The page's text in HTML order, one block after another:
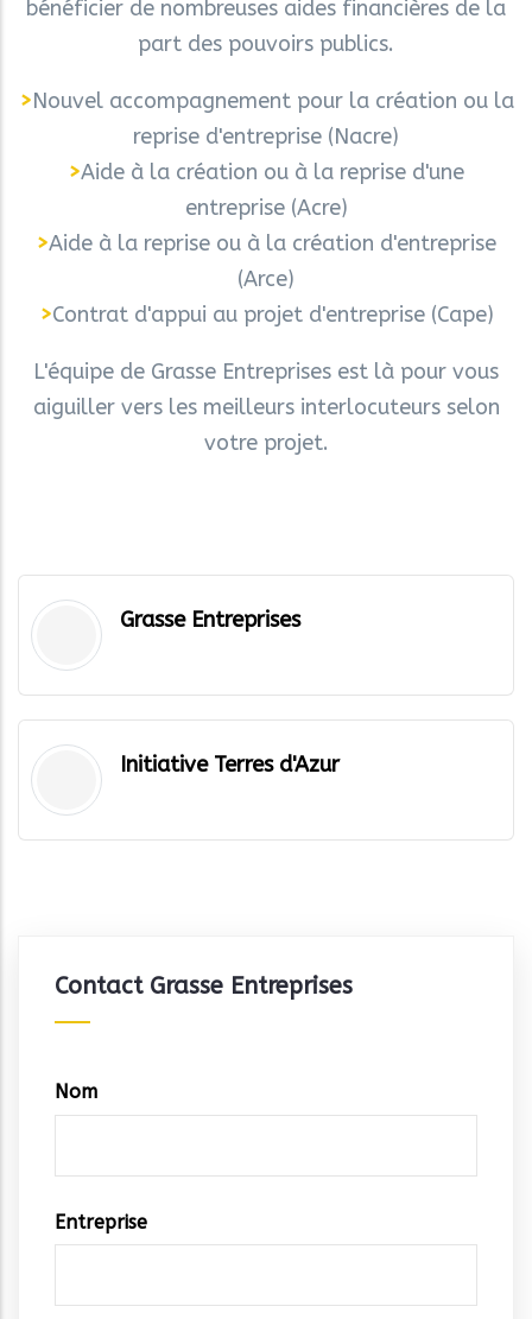
bénéficier de nombreuses aides financières de la
part des pouvoirs publics.
>Nouvel accompagnement pour la création ou la
reprise d'entreprise (Nacre)
>Aide à la création ou à la reprise d'une
entreprise (Acre)
>Aide à la reprise ou à la création d'entreprise
(Arce)
>Contrat d'appui au projet d'entreprise (Cape)
L'équipe de Grasse Entreprises est là pour vous
aiguiller vers les meilleurs interlocuteurs selon
votre projet.
Grasse Entreprises
Initiative Terres d'Azur
Contact Grasse Entreprises
Coordonnées
Nom
Entreprise